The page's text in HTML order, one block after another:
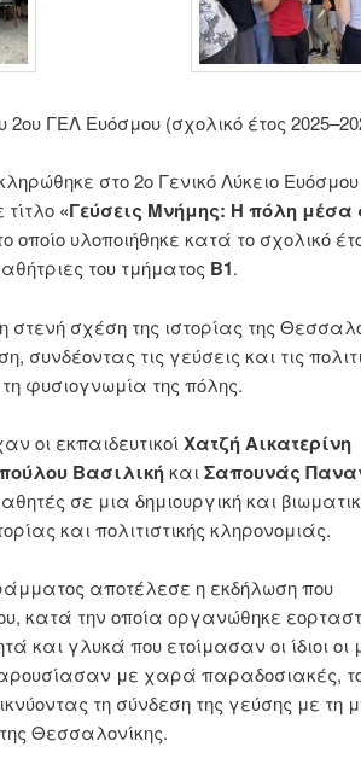
ΓΕΛ Ευόσμου (σχολικό έτος
στο 2ο Γενικό Λύκειο Ευόσμου
«Γεύσεις Μνήμης: Η πόλη μέσα
οποίο υλοποιήθηκε κατά το σχολικό
του τμήματος Β1.
σχέση της ιστορίας της
συνδέοντας τις γεύσεις και τις
φυσιογνωμία της πόλης.
οι εκπαιδευτικοί Χατζή Αικατερίνη
Βασιλικήκαι Σαπουνάς
σε μια δημιουργική και
και πολιτιστικής κληρονομιάς.
αποτέλεσε η εκδήλωση που
κατά την οποία οργανώθηκε
και γλυκά που ετοίμασαν οι ίδιοι οι
με χαρά παραδοσιακές,
τη σύνδεση της γεύσης με τη
Θεσσαλονίκης.